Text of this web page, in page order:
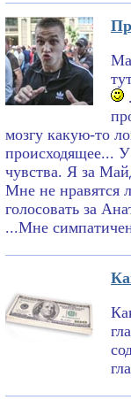
мозгу какую-то
происходящее...
чувства. Я за
Мне не нравятся
голосовать за
...Мне